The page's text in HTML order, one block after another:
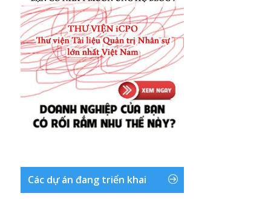
Các dự án đang triển khai